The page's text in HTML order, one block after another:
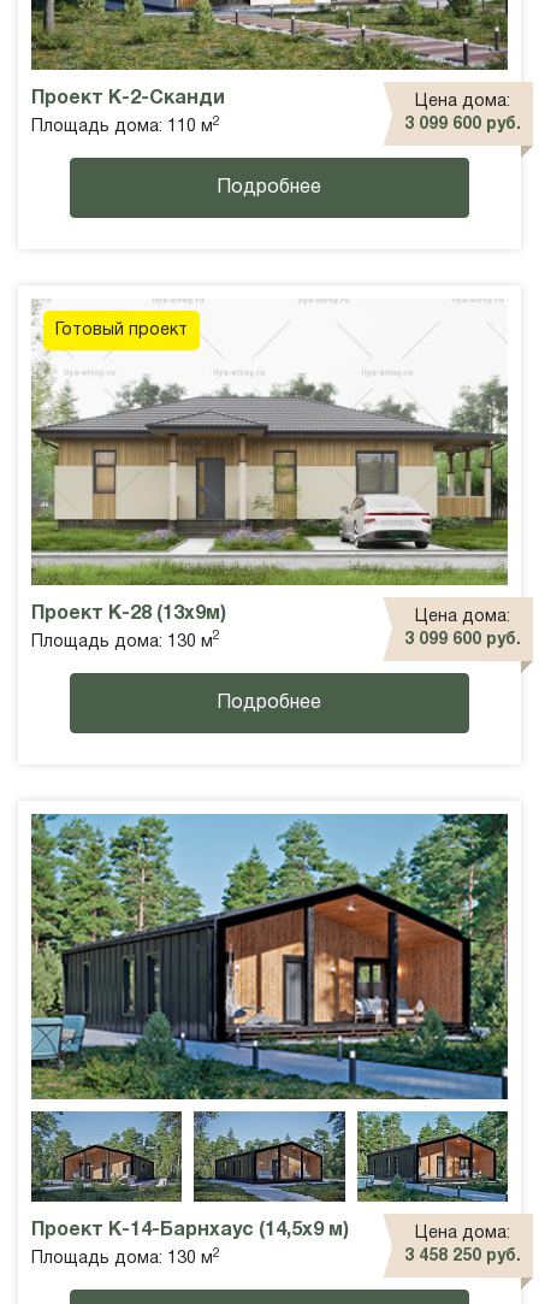
Проект К-2-Сканди
Площадь дома: 110 м2
Цена дома:
3 099 600 руб.
Подробнее
Готовый проект
Проект К-28 (13x9м)
Площадь дома: 130 м2
Цена дома:
3 099 600 руб.
Подробнее
Проект К-14-Барнхаус (14,5х9 м)
Площадь дома: 130 м 2
Цена дома:
3 458 250 руб.